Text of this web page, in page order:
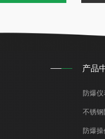
产品
防爆
不锈钢
防爆